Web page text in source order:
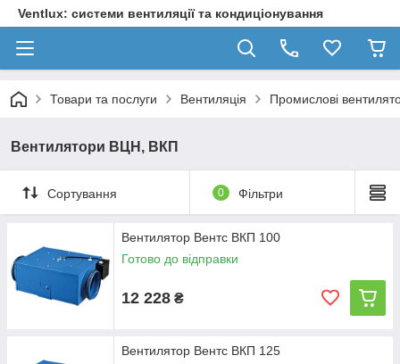
Ventlux: системи вентиляції та кондиціонування
Товари та послуги Вентиляція Промислові
Вентилятори ВЦН, ВКП
Сортування 0 Фільтри
Вентилятор Вентс ВКП 100
Готово до відправки
12 228 ₴
Вентилятор Вентс ВКП 125